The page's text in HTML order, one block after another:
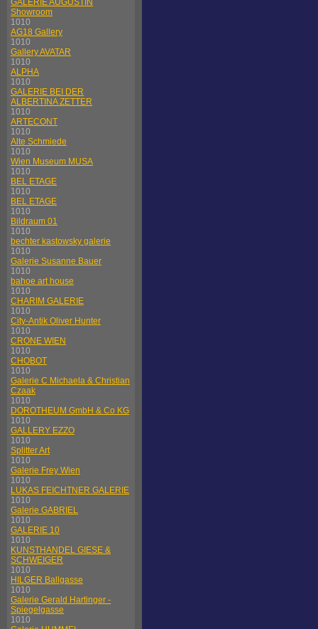
GALERIE AUGUSTIN
Showroom
1010
AG18 Gallery
1010
Gallery AVATAR
1010
ALPHA
1010
GALERIE BEI DER
ALBERTINA ZETTER
1010
ARTECONT
1010
Alte Schmiede
1010
Wien Museum MUSA
1010
BEL ETAGE
1010
BEL ETAGE
1010
Bildraum 01
1010
bechter kastowsky galerie
1010
Galerie Susanne Bauer
1010
bahoe art house
1010
CHARIM GALERIE
1010
City-Antik Oliver Hunter
1010
CRONE WIEN
1010
CHOBOT
1010
Galerie C Michaela & Christian
Czaak
1010
DOROTHEUM GmbH & Co KG
1010
GALLERY EZZO
1010
Splitter Art
1010
Galerie Frey Wien
1010
LUKAS FEICHTNER GALERIE
1010
Galerie GABRIEL
1010
GALERIE 10
1010
KUNSTHANDEL GIESE &
SCHWEIGER
1010
HILGER Ballgasse
1010
Galerie Gerald Hartinger -
Spiegelgasse
1010